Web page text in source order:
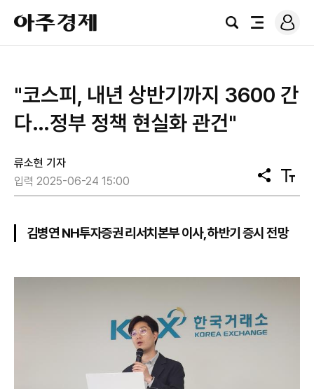
아
주
경
검
전
로
그
"코스피, 내년 상반기까지 3600 간
다…정부 정책 현실화 관건"
류소현 기자
입력 2025-06-24 15:00
공
유
텍
스
기
김병연 NH투자증권 리서치본부 이사, 하반기 증시 전망